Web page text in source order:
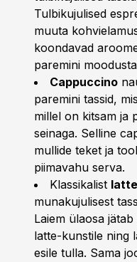
Tulbikujulised
muuta
koondavad
paremini
Cappuccino
paremini tassid,
millel on kitsam ja
seinaga. Selline
mullide teket ja
piimavahu serva.
Klassikalist
munakujulisest
Laiem ülaosa
latte-kunstile ning
esile tulla. Sama